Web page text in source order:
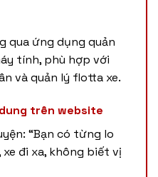
qua ứng dụng quản
tính, phù hợp với
và quản lý flotta xe.
trên website
“Bạn có từng lo
đi xa, không biết vị